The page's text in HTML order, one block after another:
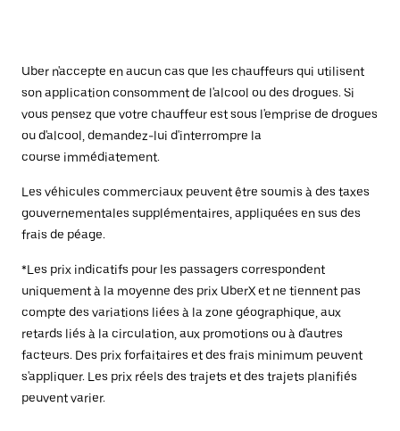
Uber n'accepte en aucun cas que les chauffeurs qui utilisent
son application consomment de l'alcool ou des drogues. Si
vous pensez que votre chauffeur est sous l'emprise de drogues
ou d'alcool, demandez-lui d'interrompre la
course immédiatement.
Les véhicules commerciaux peuvent être soumis à des taxes
gouvernementales supplémentaires, appliquées en sus des
frais de péage.
*Les prix indicatifs pour les passagers correspondent
uniquement à la moyenne des prix UberX et ne tiennent pas
compte des variations liées à la zone géographique, aux
retards liés à la circulation, aux promotions ou à d'autres
facteurs. Des prix forfaitaires et des frais minimum peuvent
s'appliquer. Les prix réels des trajets et des trajets planifiés
peuvent varier.